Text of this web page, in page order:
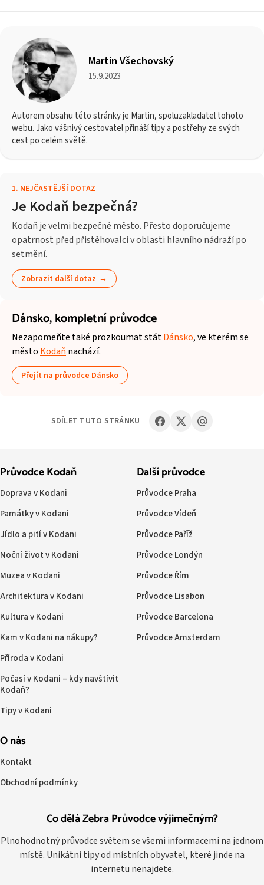
Martin Všechovský
15.9.2023
Autorem obsahu této stránky je Martin, spoluzakladatel tohoto
webu. Jako vášnivý cestovatel přináší tipy a postřehy ze svých
cest po celém světě.
1. NEJČASTĚJŠÍ DOTAZ
Je Kodaň bezpečná?
Kodaň je velmi bezpečné město. Přesto doporučujeme
opatrnost před přistěhovalci v oblasti hlavního nádraží po
setmění.
Zobrazit další dotaz
Dánsko,kompletní průvodce
Nezapomeňte také prozkoumat státDánsko, ve kterém se
město Kodaň nachází.
Přejít na průvodce Dánsko
SDÍLET TUTO STRÁNKU
Co dělá Zebra Průvodce výjimečným?
Plnohodnotný průvodce světem se všemi informacemi na jednom
místě. Unikátní tipy od místních obyvatel, které jinde na
internetu nenajdete.
Průvodce Kodaň
Doprava v Kodani
Památky v Kodani
Jídlo a pití v Kodani
Noční život v Kodani
Muzea v Kodani
Architektura v Kodani
Kultura v Kodani
Kam v Kodani na nákupy?
Příroda v Kodani
Počasí v Kodani – kdy navštívit
Kodaň?
Tipy v Kodani
Další průvodce
Průvodce Praha
Průvodce Vídeň
Průvodce Paříž
Průvodce Londýn
Průvodce Řím
Průvodce Lisabon
Průvodce Barcelona
Průvodce Amsterdam
O nás
Kontakt
Obchodní podmínky